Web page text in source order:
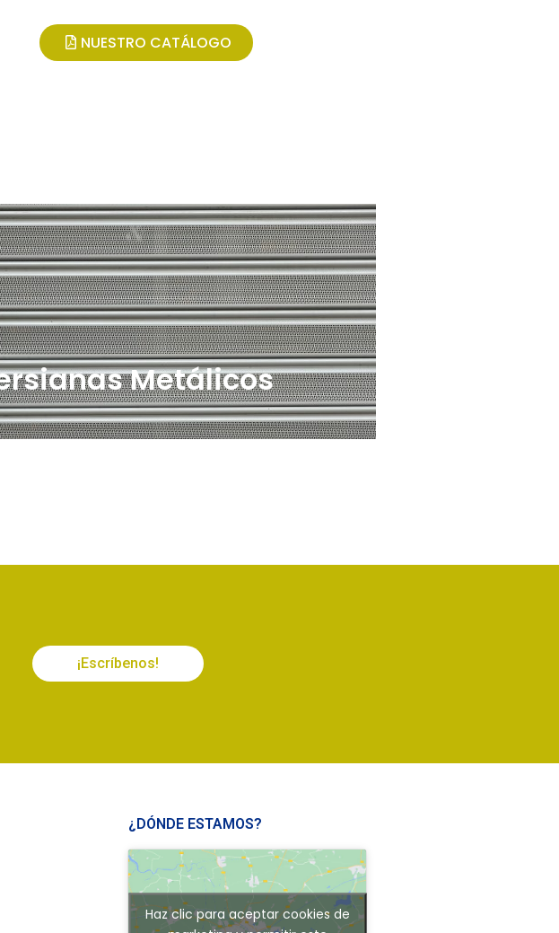
NUESTRO CATÁLOGO
Metálicos
¡Escríbenos!
¿DÓNDE ESTAMOS?
Haz clic para aceptar cookies de